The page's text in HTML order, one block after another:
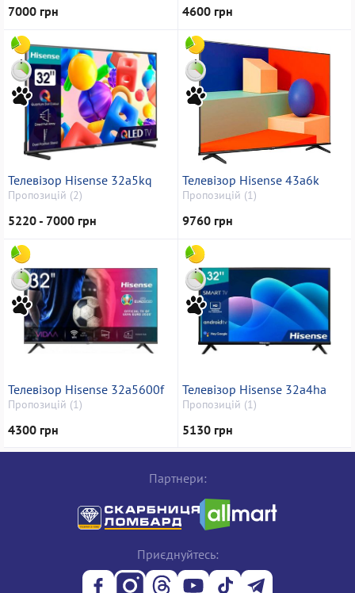
7000 грн 4600 грн
Телевізор Hisense 32a5kq
Пропозицій (2)
5220 - 7000 грн
Телевізор Hisense 43a6k
Пропозицій (1)
9760 грн
Телевізор Hisense 32a5600f
Пропозицій (1)
4300 грн
Телевізор Hisense 32a4ha
Пропозицій (1)
5130 грн
Партнери:
Приєднуйтесь: